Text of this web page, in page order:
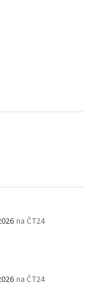
na ČT24
na ČT24